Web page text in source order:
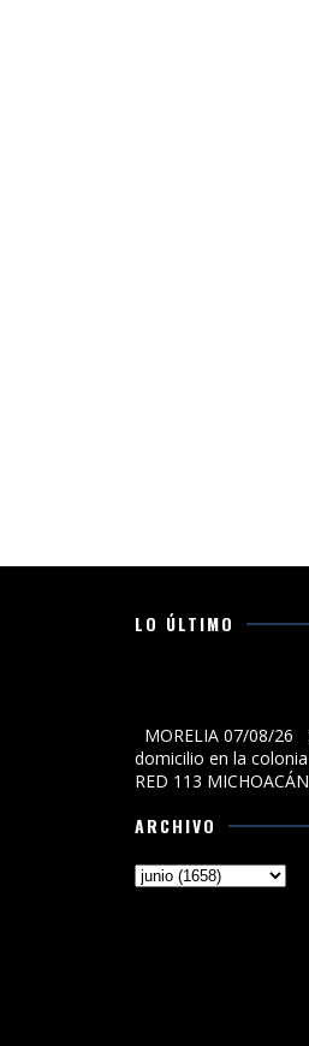
LO ÚLTIMO
MORELIA 07/08/26
domicilio en la
RED 113
ARCHIVO